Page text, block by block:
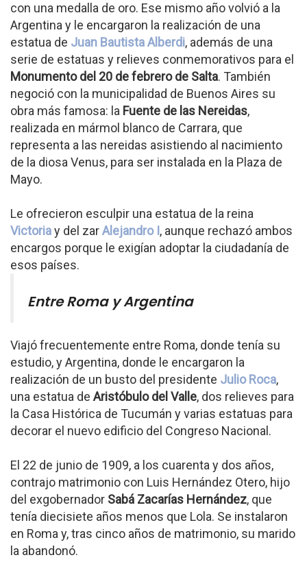
con una medalla de oro. Ese mismo año volvió a la
Argentina y le encargaron la realización de una
estatua de Juan Bautista Alberdi, además de una
serie de estatuas y relieves conmemorativos para el
Monumento del 20 de febrero de Salta. También
negoció con la municipalidad de Buenos Aires su
obra más famosa: la Fuente de las Nereidas,
realizada en mármol blanco de Carrara, que
representa a las nereidas asistiendo al nacimiento
de la diosa Venus, para ser instalada en la Plaza de
Mayo.
Le ofrecieron esculpir una estatua de la reina
Victoriay del zarAlejandro I, aunque rechazó ambos
encargos porque le exigían adoptar la ciudadanía de
esos países.
Entre Roma y Argentina
Viajó frecuentemente entre Roma, donde tenía su
estudio, y Argentina, donde le encargaron la
realización de un busto del presidente Julio Roca,
una estatua de Aristóbulo del Valle, dos relieves para
la Casa Histórica de Tucumán y varias estatuas para
decorar el nuevo edificio del Congreso Nacional.
El 22 de junio de 1909, a los cuarenta y dos años,
contrajo matrimonio con Luis Hernández Otero, hijo
del exgobernador Sabá Zacarías Hernández, que
tenía diecisiete años menos que Lola. Se instalaron
en Roma y, tras cinco años de matrimonio, su marido
la abandonó.